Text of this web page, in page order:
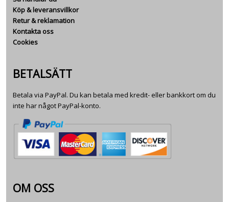
Köp & leveransvillkor
Retur & reklamation
Kontakta oss
Cookies
BETALSÄTT
Betala via PayPal. Du kan betala med kredit- eller bankkort om du
inte har något PayPal-konto.
OM OSS